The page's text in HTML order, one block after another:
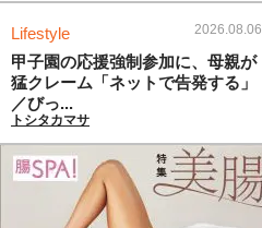
Lifestyle 2026.08.06
甲子園の応援強制参加に、母親が
猛クレーム「ネットで告発する」
／びっ...
トシタカマサ